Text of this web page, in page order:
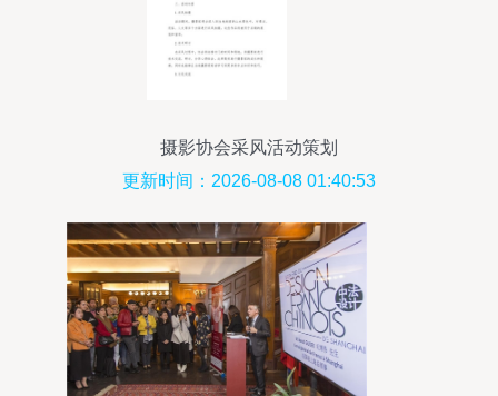
摄影协会采风活动策划
更新时间：2026-08-08 01:40:53